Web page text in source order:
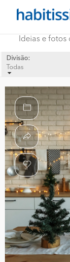
Ideias e
Divisão:
Todas